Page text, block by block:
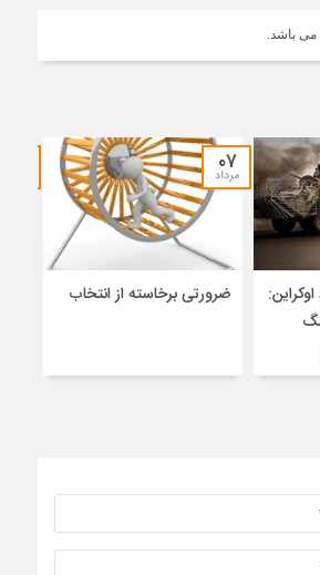
باشد.
اوکراین:
۰۷
مرداد
ضرورتی برخاسته از انتخاب